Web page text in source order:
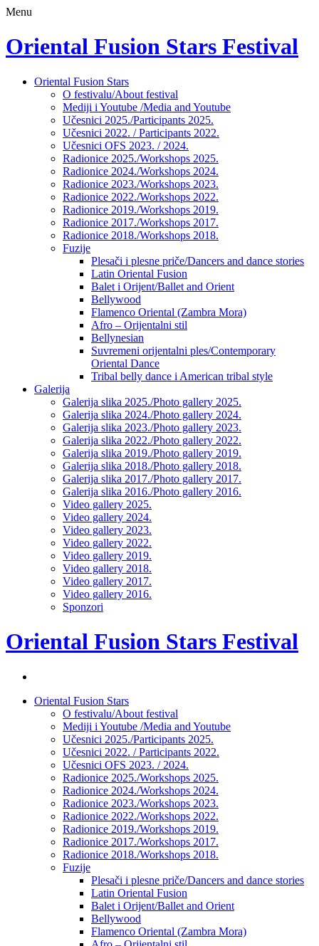
Menu
Oriental Fusion Stars Festival
Skip
Oriental Fusion Stars
O festivalu/About festival
Mediji i Youtube /Media and Youtube
Učesnici 2025./Participants 2025.
Učesnici 2022. / Participants 2022.
Učesnici OFS 2023. / 2024.
Radionice 2025./Workshops 2025.
Radionice 2024./Workshops 2024.
Radionice 2023./Workshops 2023.
Radionice 2022./Workshops 2022.
Radionice 2019./Workshops 2019.
Radionice 2017./Workshops 2017.
Radionice 2018./Workshops 2018.
Fuzije
Plesači i plesne priče/Dancers and dance stories
Latin Oriental Fusion
Balet i Orijent/Ballet and Orient
Bellywood
Flamenco Oriental (Zambra Mora)
Afro – Orijentalni stil
Bellynesian
Suvremeni orijentalni ples/Contemporary
Oriental Dance
Tribal belly dance i American tribal style
Galerija
Galerija slika 2025./Photo gallery 2025.
Galerija slika 2024./Photo gallery 2024.
Galerija slika 2023./Photo gallery 2023.
Galerija slika 2022./Photo gallery 2022.
Galerija slika 2019./Photo gallery 2019.
Galerija slika 2018./Photo gallery 2018.
Galerija slika 2017./Photo gallery 2017.
Galerija slika 2016./Photo gallery 2016.
Video gallery 2025.
Video gallery 2024.
Video gallery 2023.
Video gallery 2022.
Video gallery 2019.
Video gallery 2018.
Video gallery 2017.
Video gallery 2016.
Sponzori
Oriental Fusion Stars Festival
festivala
Skip
Oriental Fusion Stars
O festivalu/About festival
Mediji i Youtube /Media and Youtube
Učesnici 2025./Participants 2025.
Učesnici 2022. / Participants 2022.
Učesnici OFS 2023. / 2024.
Radionice 2025./Workshops 2025.
Radionice 2024./Workshops 2024.
Radionice 2023./Workshops 2023.
Radionice 2022./Workshops 2022.
Radionice 2019./Workshops 2019.
Radionice 2017./Workshops 2017.
Radionice 2018./Workshops 2018.
Fuzije
Plesači i plesne priče/Dancers and dance stories
Latin Oriental Fusion
Balet i Orijent/Ballet and Orient
Bellywood
Flamenco Oriental (Zambra Mora)